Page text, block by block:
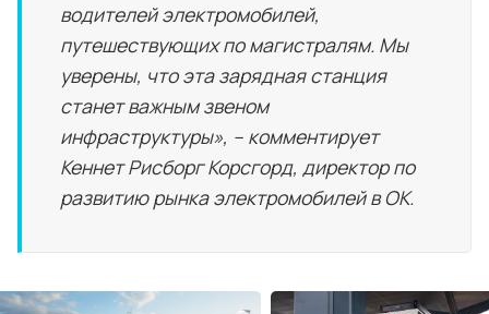
водителей электромобилей,
путешествующих по магистралям. Мы
уверены, что эта зарядная станция
станет важным звеном
инфраструктуры», – комментирует
Кеннет Рисборг Корсгорд, директор по
развитию рынка электромобилей в OK.